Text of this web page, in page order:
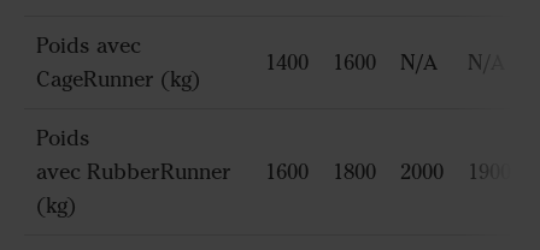
Poids avec
CageRunner (kg)
1400 1600 N/A N/A
Poids
avec RubberRunner
(kg)
1600 1800 2000 1900